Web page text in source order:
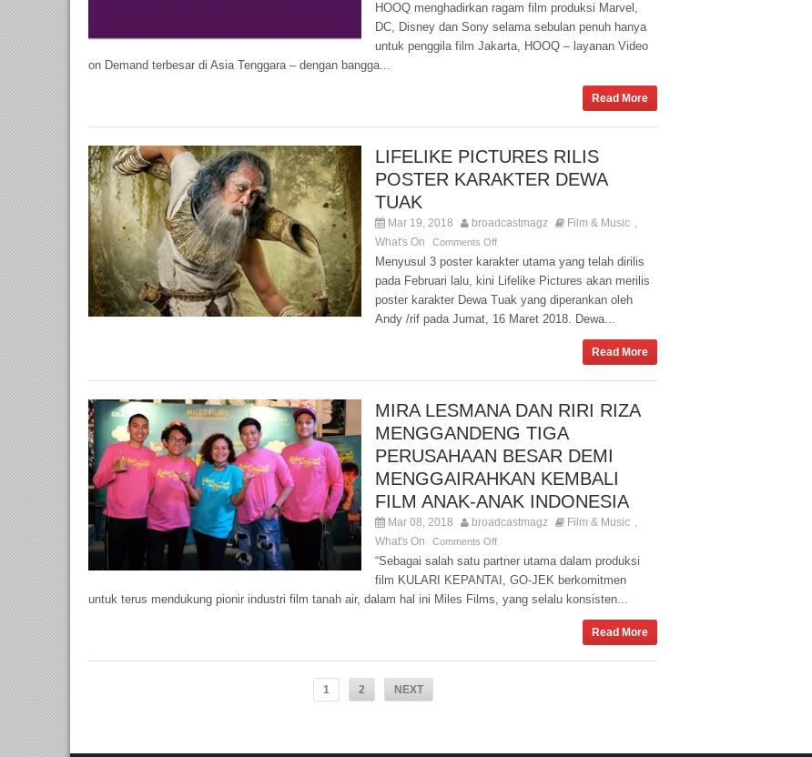
HOOQ menghadirkan ragam film produksi Marvel,
DC, Disney dan Sony selama sebulan penuh hanya
untuk penggila film Jakarta, HOOQ – layanan Video
on Demand terbesar di Asia Tenggara – dengan bangga...
Read More
LIFELIKE PICTURES RILIS
POSTER KARAKTER DEWA
TUAK
Mar 19, 2018 broadcastmagz Film & Music
What's On Comments Off
Menyusul 3 poster karakter utama yang telah dirilis
pada Februari lalu, kini Lifelike Pictures akan merilis
poster karakter Dewa Tuak yang diperankan oleh
Andy /rif pada Jumat, 16 Maret 2018. Dewa...
Read More
MIRA LESMANA DAN RIRI RIZA
MENGGANDENG TIGA
PERUSAHAAN BESAR DEMI
MENGGAIRAHKAN KEMBALI
FILM ANAK-ANAK INDONESIA
Mar 08, 2018 broadcastmagz Film & Music
What's On Comments Off
“Sebagai salah satu partner utama dalam produksi
film KULARI KEPANTAI, GO-JEK berkomitmen
untuk terus mendukung pionir industri film tanah air, dalam hal ini Miles Films, yang selalu konsisten...
Read More
1 2 NEXT